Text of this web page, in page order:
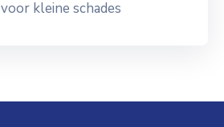
voor kleine schades